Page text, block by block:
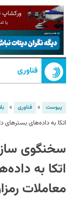
فناوری
پیوست » فناوری »
اتکا به داده‌های بسترهای
سخنگوی
اتکا به
معاملات